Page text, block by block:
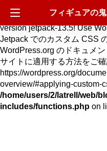
Deprecated
: Hook
version jetpack-13.5! Use
Jetpack でのカスタム CSS
WordPress.org のドキュメ
サイトに適用する方法をご
https://wordpress.org/
overview/#applying-custom-
/home/users/2/latrell/web/
includes/functions.php on
フィギュアの